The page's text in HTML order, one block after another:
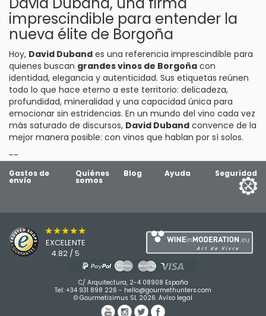
imprescindible para entender la
nueva élite de Borgoña
Hoy, David Duband es una referencia imprescindible para
quienes buscan grandes vinos de Borgoña con
identidad, elegancia y autenticidad. Sus etiquetas reúnen
todo lo que hace eterno a este territorio: delicadeza,
profundidad, mineralidad y una capacidad única para
emocionar sin estridencias. En un mundo del vino cada vez
más saturado de discursos, David Duband convence de la
mejor manera posible: con vinos que hablan por sí solos.
--
Gastos de
envío
Quiénes
somos
Blog Ayuda Seguridad
★★★★★
EXCELENTE
4.82 / 5
C/ Arquitectura, 2-4 08908 España
Tel: +34 931 898 226 - hello@gourmethunters.com
© Gourmetisimus SL 2026. Avíso legal